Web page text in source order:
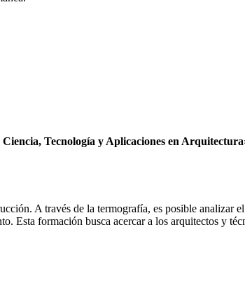
Tecnología y Aplicaciones en Arquitectura
A través de la termografía, es posible analizar
Esta formación busca acercar a los arquitectos y